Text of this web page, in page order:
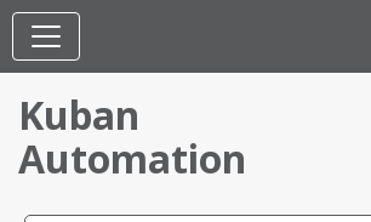
Kuban
Automation